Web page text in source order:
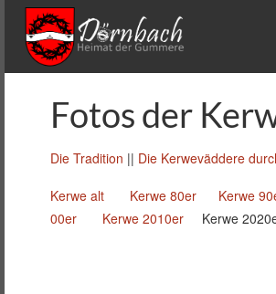
Fotos der
Die Tradition || Die Kerweväddere
Kerwe alt Kerwe 80er Kerwe
00er
Kerwe 2010er Kerwe